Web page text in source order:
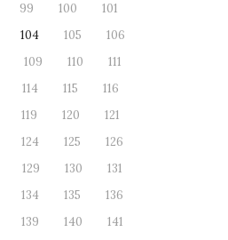
99 100
101
104 105
106
109 110
111
114 115
116
119 120
121
124 125
126
129 130
131
134 135
136
139 140
141